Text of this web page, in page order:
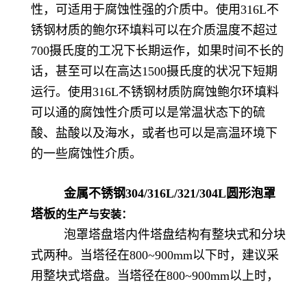
性，可适用于腐蚀性强的介质中。使用316L不
锈钢材质的鲍尔环填料可以在介质温度不超过
700摄氏度的工况下长期运作，如果时间不长的
话，甚至可以在高达1500摄氏度的状况下短期
运行。使用316L不锈钢材质防腐蚀鲍尔环填料
可以通的腐蚀性介质可以是常温状态下的硫
酸、盐酸以及海水，或者也可以是高温环境下
的一些腐蚀性介质。
金属不锈钢304/316L/321/304L圆形泡罩
塔板的生产与安装：
泡罩塔盘塔内件塔盘结构有整块式和分块
式两种。当塔径在800~900mm以下时，建议采
用整块式塔盘。当塔径在800~900mm以上时，